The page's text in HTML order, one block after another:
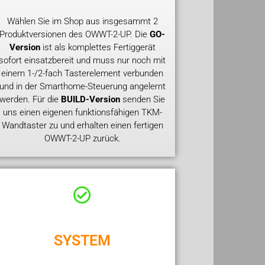
Wählen Sie im Shop aus insgesammt 2
Produktversionen des OWWT-2-UP. DieGO-
Versionist als komplettes Fertiggerät
einsatzbereit und muss nur noch mit
einem 1-/2-fach Tasterelement verbunden
in der Smarthome-Steuerung angelernt
werden. Für die BUILD-Version senden Sie
uns einen eigenen funktionsfähigen TKM-
Wandtaster zu und erhalten einen fertigen
OWWT-2-UP zurück.
SYSTEM